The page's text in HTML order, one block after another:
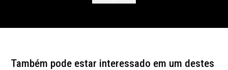
Também pode estar interessado em um destes